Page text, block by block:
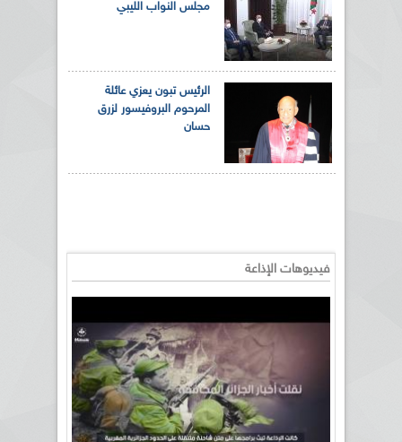
مجلس النواب الليبي
الرئيس تبون يعزي عائلة
المرحوم البروفيسور لزرق
حسان
فيديوهات الإذاعة